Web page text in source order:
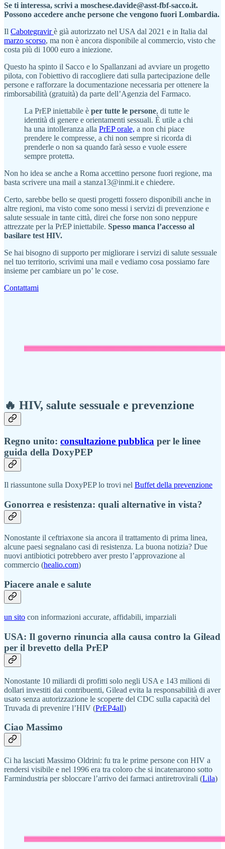
Se ti interessa, scrivi a moschese.davide@asst-fbf-sacco.it.
Possono accedere anche persone che vengono fuori Lombardia.
Il Cabotegravirè già autorizzato nel USA dal 2021 e in Italia dal
marzo scorso, ma non è ancora disponibile al commercio, visto che
costa più di 1000 euro a iniezione.
Questo ha spinto il Sacco e lo Spallanzani ad avviare un progetto
pilota, con l'obiettivo di raccogliere dati sulla partecipazione delle
persone e rafforzare la documentazione necessaria per ottenere la
rimborsabilità (gratuità) da parte dell’Agenzia del Farmaco.
La PrEP iniettabile è per tutte le persone, di tutte le
identità di genere e orientamenti sessuali. È utile a chi
ha una intolleranza alla PrEP orale, a non chi piace
prendere le compresse, a chi non sempre si ricorda di
prenderle o non sa quando farà sesso e vuole essere
sempre protettə.
Non ho idea se anche a Roma accettino persone fuori regione, ma
basta scrivere una mail a stanza13@inmi.it e chiedere.
Certo, sarebbe bello se questi progetti fossero disponibili anche in
altre regioni, ma visto come sono messi i servizi di prevenzione e
salute sessuale in tante città, direi che forse non sono neppure
attrezzate per la PrEP iniettabile. Spesso manca l’accesso al
basilare test HIV.
Se hai bisogno di supporto per migliorare i servizi di salute sessuale
nel tuo territorio, scrivimi una mail e vediamo cosa possiamo fare
insieme per cambiare un po’ le cose.
Contattami
🔥 HIV, salute sessuale e prevenzione
Regno unito: consultazione pubblica per le linee
guida della DoxyPEP
Il riassuntone sulla DoxyPEP lo trovi nel Buffet della prevenzione
Gonorrea e resistenza: quali alternative in vista?
Nonostante il ceftriaxone sia ancora il trattamento di prima linea,
alcune paesi segnalano casi di resistenza. La buona notizia? Due
nuovi antibiotici potrebbero aver presto l’approvazione al
commercio (healio.com)
Piacere anale e salute
un sito con informazioni accurate, affidabili, imparziali
USA: Il governo rinuncia alla causa contro la Gilead
per il brevetto della PrEP
Nonostante 10 miliardi di profitti solo negli USA e 143 milioni di
dollari investiti dai contribuenti, Gilead evita la responsabilità di aver
usato senza autorizzazione le scoperte del CDC sulla capacità del
Truvada di prevenire l’HIV (PrEP4all)
Ciao Massimo
Ci ha lasciati Massimo Oldrini: fu tra le prime persone con HIV a
rendersi visibile e nel 1996 era tra coloro che si incatenarono sotto
Farmindustria per sbloccare l’arrivo dei farmaci antiretrovirali (Lila)